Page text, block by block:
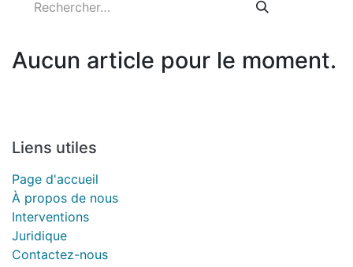
Aucun article pour le moment.
Liens utiles
Page d'accueil
À propos de nous
Interventions
Juridique
Contactez-nous